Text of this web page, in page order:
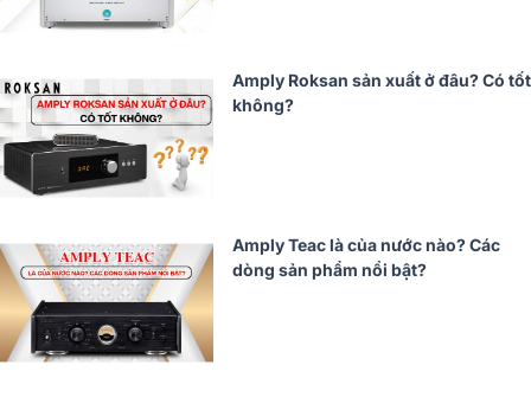
Amply Roksan sản xuất ở đâu? Có tốt
không?
Amply Teac là của nước nào? Các
dòng sản phẩm nổi bật?